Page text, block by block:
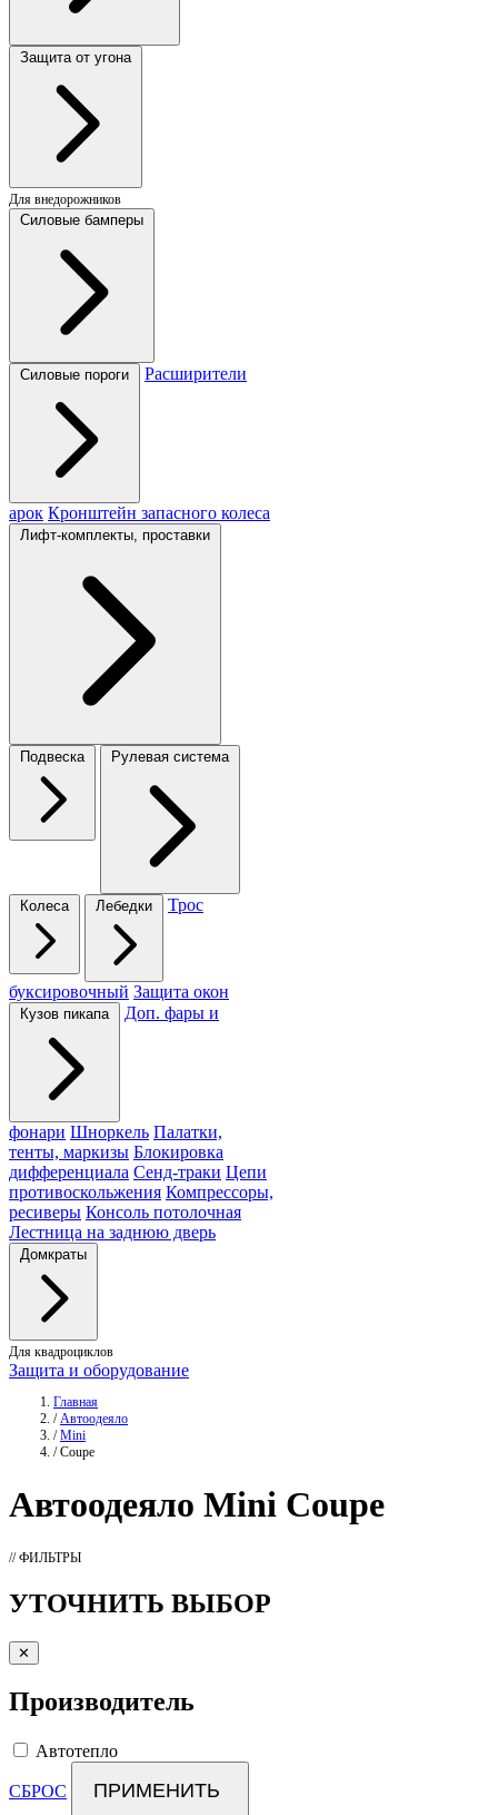
Защита от угона
Для внедорожников
Силовые бамперы
Силовые пороги Расширители
арок Кронштейн запасного колеса
Лифт-комплекты, проставки
Подвеска Рулевая система
Колеса Лебедки Трос
буксировочный Защита окон
Кузов пикапа Доп. фары и
фонари Шноркель Палатки,
тенты, маркизы Блокировка
дифференциала Сенд-траки Цепи
противоскольжения Компрессоры,
ресиверы Консоль потолочная
Лестница на заднюю дверь
Домкраты
Для квадроциклов
Защита и оборудование
Главная
/ Автоодеяло
/ Mini
/ Coupe
Автоодеяло Mini Coupe
// ФИЛЬТРЫ
УТОЧНИТЬ ВЫБОР
✕
Производитель
Автотепло
СБРОС ПРИМЕНИТЬ